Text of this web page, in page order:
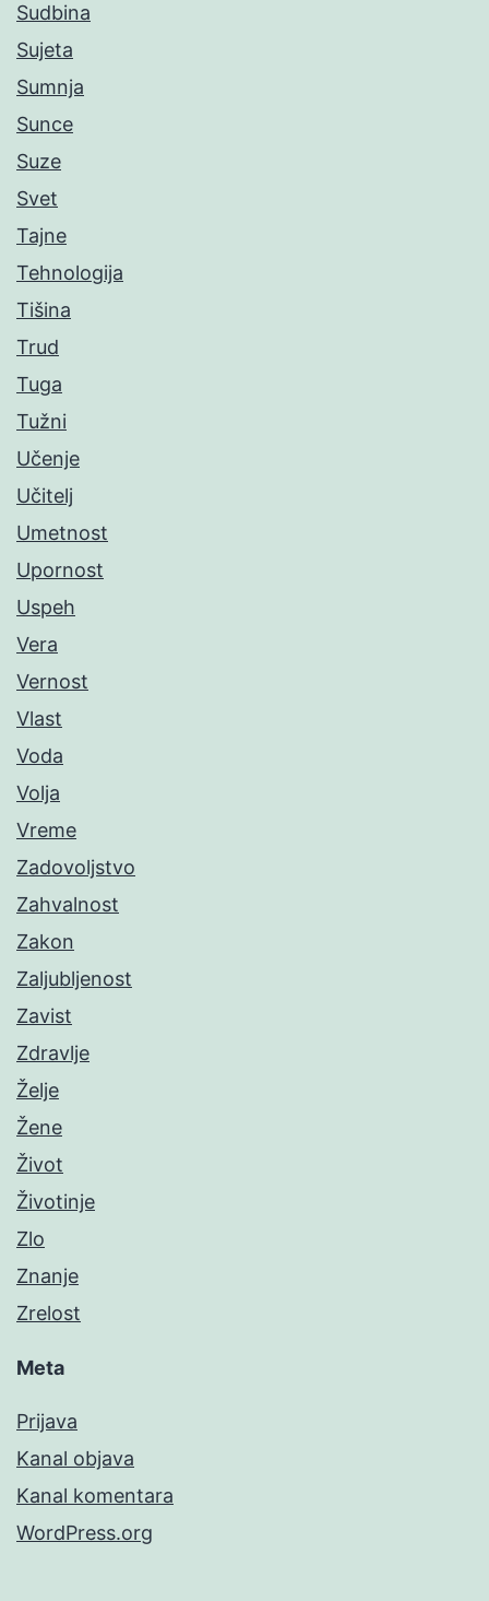
Sudbina
Sujeta
Sumnja
Sunce
Suze
Svet
Tajne
Tehnologija
Tišina
Trud
Tuga
Tužni
Učenje
Učitelj
Umetnost
Upornost
Uspeh
Vera
Vernost
Vlast
Voda
Volja
Vreme
Zadovoljstvo
Zahvalnost
Zakon
Zaljubljenost
Zavist
Zdravlje
Želje
Žene
Život
Životinje
Zlo
Znanje
Zrelost
Meta
Prijava
Kanal objava
Kanal komentara
WordPress.org